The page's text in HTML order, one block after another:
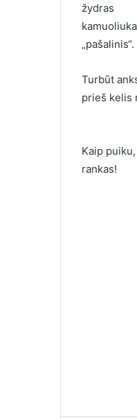
žydras
„pašalinis“.
Turbūt
prieš kelis
Kaip
rankas!